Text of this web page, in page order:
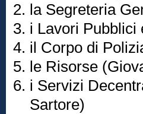
la Segreteria
i Lavori Pubblici
il Corpo di
le Risorse
i Servizi
Sartore)